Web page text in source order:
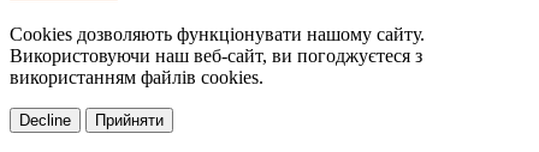
Cookies дозволяють функціонувати нашому сайту.
Використовуючи наш веб-сайт, ви погоджуєтеся з
використанням файлів cookies.
Decline Прийняти